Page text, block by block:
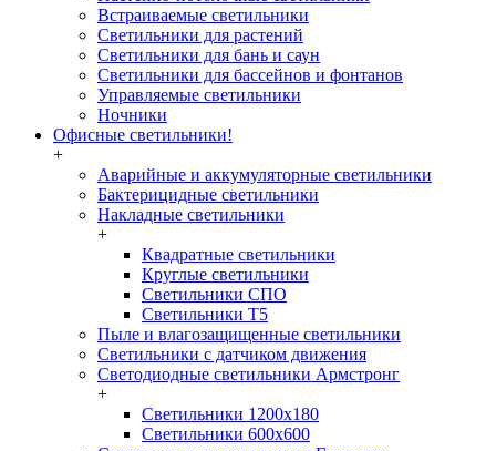
Встраиваемые светильники
Светильники для растений
Светильники для бань и саун
Светильники для бассейнов и фонтанов
Управляемые светильники
Ночники
Офисные светильники!
+
Аварийные и аккумуляторные светильники
Бактерицидные светильники
Накладные светильники
+
Квадратные светильники
Круглые светильники
Светильники СПО
Светильники Т5
Пыле и влагозащищенные светильники
Светильники с датчиком движения
Светодиодные светильники Армстронг
+
Светильники 1200х180
Светильники 600х600